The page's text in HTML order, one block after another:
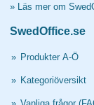
» Läs mer om
SwedOffice.se
» Produkter A-Ö
» Kategoriöversikt